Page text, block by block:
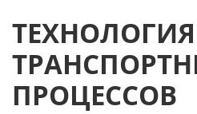
ТЕХНОЛОГИЯ
ПРОЦЕССОВ